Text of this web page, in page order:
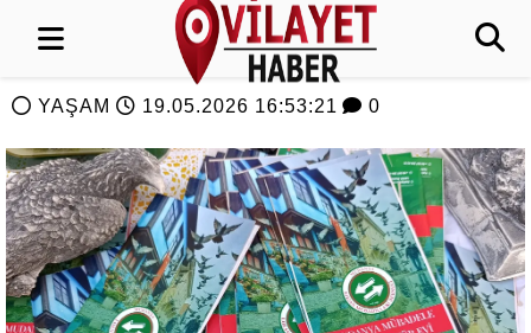
YAŞAM 19.05.2026 16:53:21 0